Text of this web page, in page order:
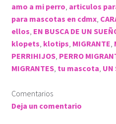
amo a mi perro, articulos
para mascotas en cdmx,
ellos, EN BUSCA DE UN
klopets, klotips, MIGRANTE,
PERRIHIJOS, PERRO
MIGRANTES, tu mascota, UN
Comentarios
Deja un comentario